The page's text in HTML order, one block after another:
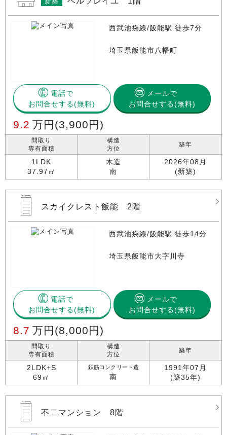
西武池袋線/飯能駅 徒歩7分
埼玉県飯能市八幡町
電話で
お問合せする
メールで
お問合せする(無料)
9.2 万円 (3,900円)
間取り
専有面積
1LDK
37.97㎡
構造
方位
木造
南
築年
2026年08月
(新築)
スカイクレスト飯能 2階
西武池袋線/飯能駅 徒歩14分
埼玉県飯能市大字川寺
電話で
お問合せする
メールで
お問合せする(無料)
8.7 万円 (8,000円)
間取り
専有面積
2LDK+S
69㎡
構造
方位
鉄筋コンクリート造
南
築年
1991年07月
(築35年)
不二マンション 8階